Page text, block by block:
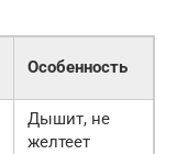
Особенность
Дышит, не
желтеет